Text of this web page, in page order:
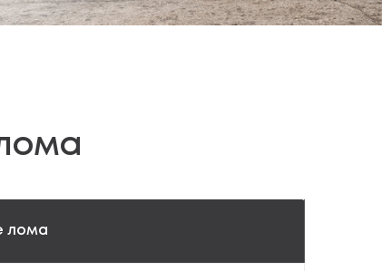
лома